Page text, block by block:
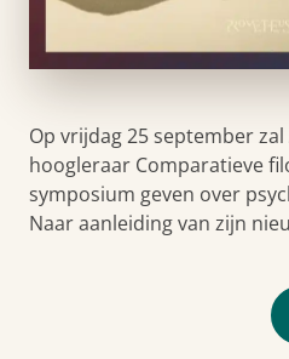
Op vrijdag 25 september
hoogleraar Comparatieve
symposium geven over
Naar aanleiding van zijn